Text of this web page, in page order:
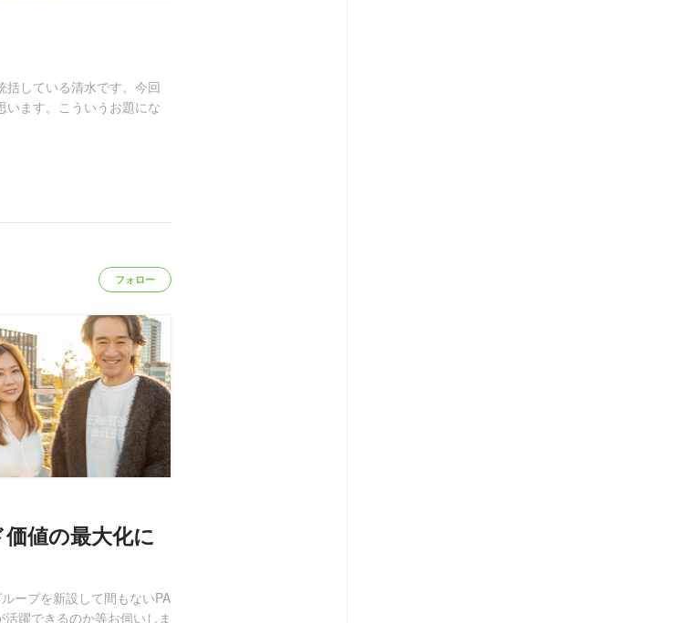
している清水です。今回
います。こういうお題にな
フォロー
値の最大化に
ープを新設して間もないPA
躍できるのか等お伺いしま